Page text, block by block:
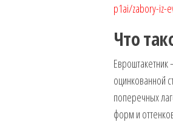
p1ai/zabory-iz-
Что
оцинкованной
поперечных
форм и